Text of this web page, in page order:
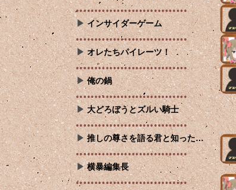
インサイダーゲーム
オレたちパイレーツ！
俺の鍋
大どろぼうとズルい騎士
推しの尊さを語る君と知った…
横暴編集長